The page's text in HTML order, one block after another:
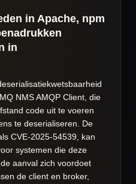
in Apache, npm
in
NMS AMQP Client, die
code uit te voeren
te deserialiseren. De
CVE-2025-54539, kan
systemen die deze
aanval zich voordoet
de client en broker,